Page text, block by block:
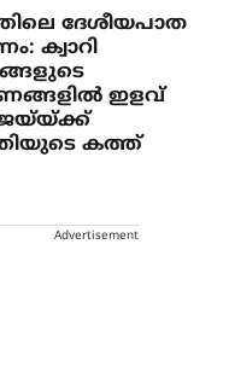
ദേശീയപാത
ക്വാറി
ഇളവ്
കത്ത്
Advertisement